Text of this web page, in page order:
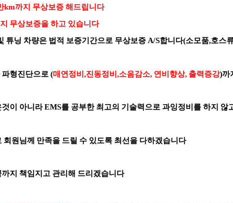
km까지 무상보증 해드립니다
무상보증을 하고 있습니다
튜닝 차량은 법적 보증기간으로 무상보증 A/S합니다(소모품,호스
형진단으로 (매연정비,진동정비,소음감소, 연비향상, 출력증강)까
이 아니라 EMS를 공부한 최고의 기술력으로 과잉정비를 하지 않
원님께 만족을 드릴 수 있도록 최선을 다하겠습니다
지 책임지고 관리해 드리겠습니다